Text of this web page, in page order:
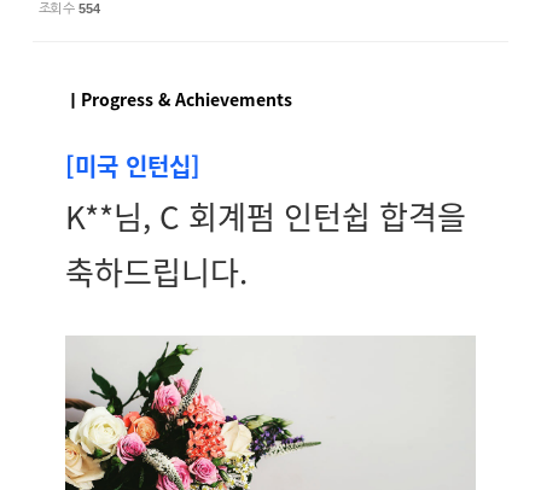
조회 수 554
ㅣProgress & Achievements
[미국 인턴십]
K**님, C 회계펌 인턴쉽 합격을
축하드립니다.